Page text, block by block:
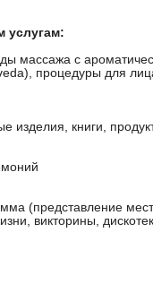
услугам:
массажа с
процедуры для
изделия, книги,
(представление
викторины,